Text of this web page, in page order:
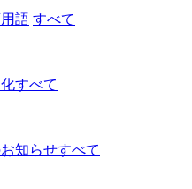
語 すべて
すべて
知らせすべて